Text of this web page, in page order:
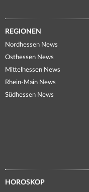
REGIONEN
Nordhessen News
Osthessen News
Mittelhessen News
Rhein-Main News
Südhessen News
HOROSKOP